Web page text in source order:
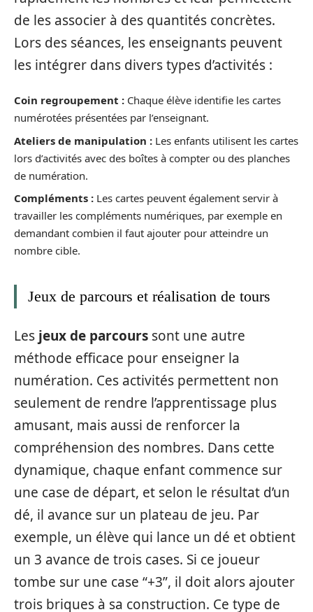
de les associer à des quantités concrètes.
Lors des séances, les enseignants peuvent
les intégrer dans divers types d’activités :
Coin regroupement : Chaque élève identifie les cartes
numérotées présentées par l’enseignant.
Ateliers de manipulation : Les enfants utilisent les cartes
lors d’activités avec des boîtes à compter ou des planches
de numération.
Compléments : Les cartes peuvent également servir à
travailler les compléments numériques, par exemple en
demandant combien il faut ajouter pour atteindre un
nombre cible.
Jeux de parcours et réalisation de tours
Les jeux de parcours sont une autre
méthode efficace pour enseigner la
numération. Ces activités permettent non
seulement de rendre l’apprentissage plus
amusant, mais aussi de renforcer la
compréhension des nombres. Dans cette
dynamique, chaque enfant commence sur
une case de départ, et selon le résultat d’un
dé, il avance sur un plateau de jeu. Par
exemple, un élève qui lance un dé et obtient
un 3 avance de trois cases. Si ce joueur
tombe sur une case “+3”, il doit alors ajouter
trois briques à sa construction. Ce type de